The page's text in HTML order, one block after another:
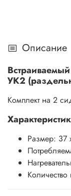
Описание
УК2
Комплект на 2
Размер: 37
Количество